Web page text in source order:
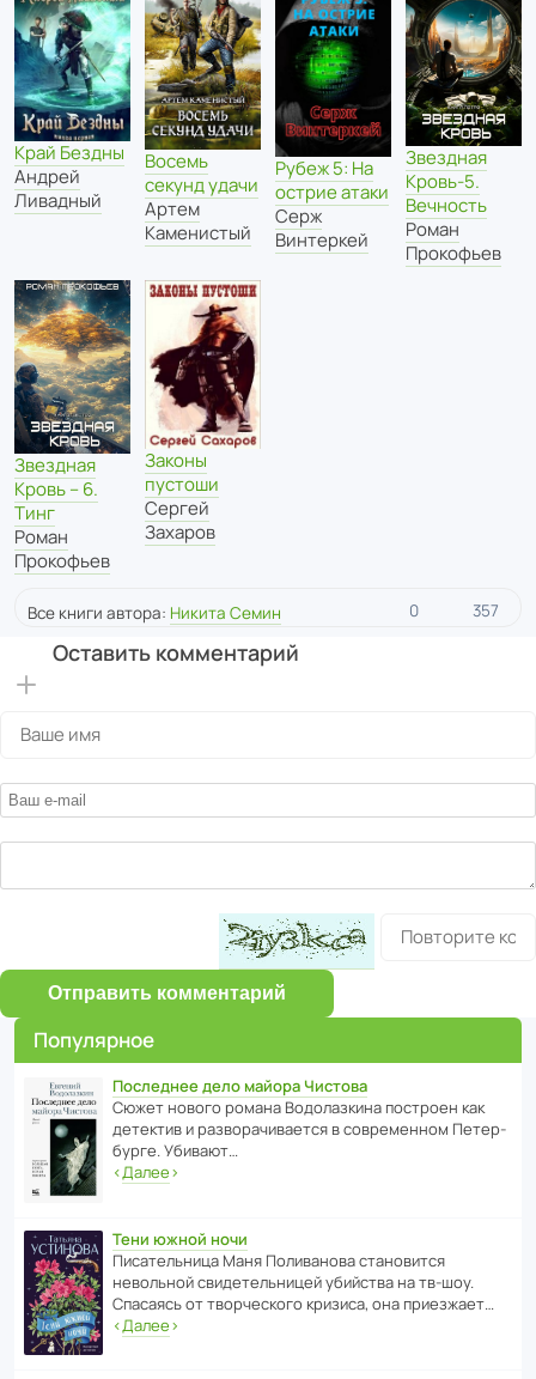
Край Бездны
Андрей
Ливадный
Восемь
секунд удачи
Артем
Каменистый
Рубеж 5: На
острие атаки
Серж
Винтеркей
Звездная
Кровь-5.
Вечность
Роман
Прокофьев
Звездная
Кровь – 6.
Тинг
Роман
Прокофьев
Законы
пустоши
Сергей
Захаров
Все книги автора: Никита Семин 0 357
Оставить комментарий
Отправить комментарий
Популярное
Последнее дело майора Чистова
Сюжет нового романа Водо­ла­з­кина пост­роен как
дете­ктив и разво­ра­чи­ва­ется в совре­менном Пете­р­
бурге. Убивают…
‹Далее›
Тени южной ночи
Писа­тель­ница Маня Поли­ва­нова стано­вится
невольной свиде­тель­ницей убийства на тв-шоу.
Спасаясь от твор­че­с­кого кризиса, она приезжает…
‹Далее›